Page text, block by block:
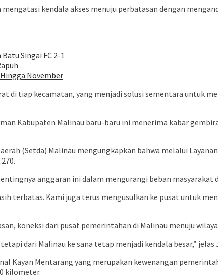
kendala akses menuju perbatasan dengan
Singai FC 2-1
November
di tiap kecamatan, yang menjadi solusi sementara untuk
Kabupaten Malinau baru-baru ini menerima kabar
(Setda) Malinau mengungkapkan bahwa melalui
anggaran ini dalam mengurangi beban
terbatas. Kami juga terus mengusulkan ke pusat untuk
koneksi dari pusat pemerintahan di Malinau menuju
dari Malinau ke sana tetap menjadi kendala besar,” jelas
Kayan Mentarang yang merupakan kewenangan
kilometer.